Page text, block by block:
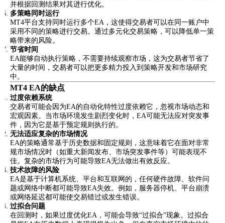
并根据回测结果对其进行优化。
多策略同时运行
MT4平台支持同时运行多个EA，这使得交易者可以在同一账户中
采用不同的策略进行交易。通过多元化交易策略，可以降低单一策
略带来的风险。
节省时间
EA能够自动执行策略，不需要持续观察市场，这为交易者节省了
大量的时间，交易者可以把更多精力投入到策略开发和市场研究
中。
MT4 EA的缺点
过度依赖系统
交易者可能会因为EA的自动化特性过度依赖它，忽视市场动态和
宏观因素。当市场环境发生剧烈变化时，EA可能无法应对突发事
件，因为它是基于预定规则执行的。
无法适应复杂的市场情况
EA的策略通常基于历史数据和固定规则，这意味着它在面对非常
规市场情况时（如重大新闻发布、市场突发事件等）可能表现不
佳。复杂的市场行为可能导致EA无法做出有效反应。
技术故障的风险
EA是基于计算机系统、平台和互联网的，任何硬件故障、软件问
题或网络中断都可能导致EA失效。例如，服务器停机、平台崩溃
或网络延迟都可能使交易错过或发生错误。
过拟合问题
在回测时，如果过度优化EA，可能会导致“过拟合”现象。过拟合